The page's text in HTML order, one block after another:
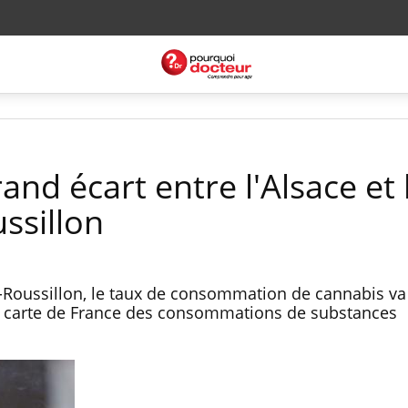
écart entre l'Alsace et
le taux de consommation de cannabis
de France des consommations de substances